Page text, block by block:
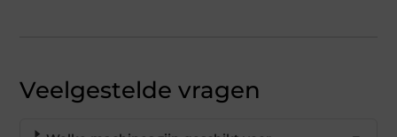
Veelgestelde vragen